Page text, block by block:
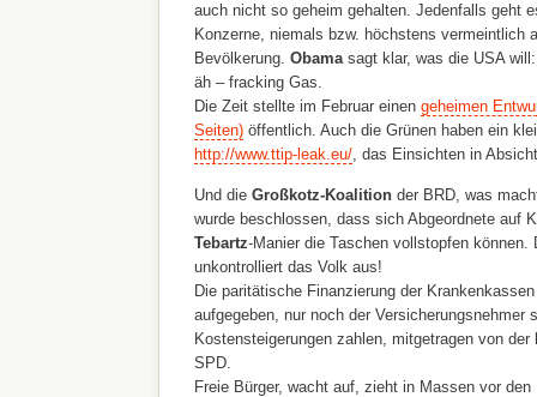
auch nicht so geheim gehalten. Jedenfalls geht
Konzerne, niemals bzw. höchstens vermeintlich
Bevölkerung. Obamasagt klar, was die USA
äh – fracking Gas.
Die Zeit stellte im Februar einen geheimen
Seiten)öffentlich. Auch die Grünen haben ein
http://www.ttip-leak.eu/, das Einsichten in
Und die Großkotz-Koalitionder BRD, was
wurde beschlossen, dass sich Abgeordnete auf
Tebartz-Manier die Taschen vollstopfen können.
unkontrolliert das Volk aus!
Die paritätische Finanzierung der
aufgegeben, nur noch der Versicherungsnehmer
Kostensteigerungen zahlen, mitgetragen von
SPD.
Freie Bürger, wacht auf, zieht in Massen vor